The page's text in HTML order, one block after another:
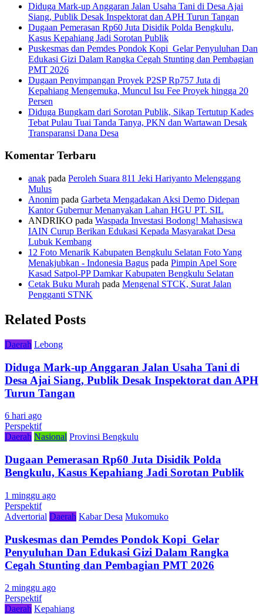
Diduga Mark-up Anggaran Jalan Usaha Tani di Desa Ajai
Siang, Publik Desak Inspektorat dan APH Turun Tangan
Dugaan Pemerasan Rp60 Juta Disidik Polda Bengkulu,
Kasus Kepahiang Jadi Sorotan Publik
Puskesmas dan Pemdes Pondok Kopi Gelar Penyuluhan Dan
Edukasi Gizi Dalam Rangka Cegah Stunting dan Pembagian
PMT 2026
Dugaan Penyimpangan Proyek P2SP Rp757 Juta di
Kepahiang Mengemuka, Muncul Isu Fee Proyek hingga 20
Persen
Diduga Bungkam dari Sorotan Publik, Sikap Tertutup Kades
Tebat Pulau Tuai Tanda Tanya, PKN dan Wartawan Desak
Transparansi Dana Desa
Komentar Terbaru
anak pada Peroleh Suara 811 Jeki Hariyanto Melenggang
Mulus
Anonim pada Garbeta Mengadakan Aksi Demo Didepan
Kantor Gubernur Menanyakan Lahan HGU PT. SIL
ANDRIKO pada Waspada Investasi Bodong! Mahasiswa
IAIN Curup Berikan Edukasi Kepada Masyarakat Desa
Lubuk Kembang
12 Foto Menarik Kabupaten Bengkulu Selatan Foto Yang
Menakjubkan - Indonesia Bagus pada Pimpin Apel Sore
Kasad Satpol-PP Damkar Kabupaten Bengkulu Selatan
Cetak Buku Murah pada Mengenal STCK, Surat Jalan
Pengganti STNK
Related Posts
Daerah Lebong
Diduga Mark-up Anggaran Jalan Usaha Tani di
Desa Ajai Siang, Publik Desak Inspektorat dan APH
Turun Tangan
6 hari ago
Perspektif
Daerah Nasional Provinsi Bengkulu
Dugaan Pemerasan Rp60 Juta Disidik Polda
Bengkulu, Kasus Kepahiang Jadi Sorotan Publik
1 minggu ago
Perspektif
Advertorial Daerah Kabar Desa Mukomuko
Puskesmas dan Pemdes Pondok Kopi Gelar
Penyuluhan Dan Edukasi Gizi Dalam Rangka
Cegah Stunting dan Pembagian PMT 2026
2 minggu ago
Perspektif
Daerah Kepahiang